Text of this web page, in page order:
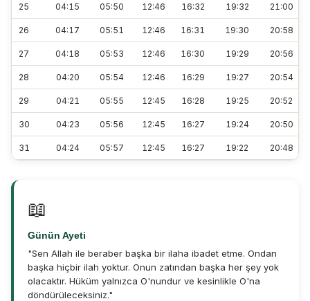
25 04:15 05:50 12:46 16:32 19:32 21:00
26 04:17 05:51 12:46 16:31 19:30 20:58
27 04:18 05:53 12:46 16:30 19:29 20:56
28 04:20 05:54 12:46 16:29 19:27 20:54
29 04:21 05:55 12:45 16:28 19:25 20:52
30 04:23 05:56 12:45 16:27 19:24 20:50
31 04:24 05:57 12:45 16:27 19:22 20:48
📖
Günün Ayeti
"Sen Allah ile beraber başka bir ilaha ibadet etme. Ondan
başka hiçbir ilah yoktur. Onun zatından başka her şey yok
olacaktır. Hüküm yalnızca O'nundur ve kesinlikle O'na
döndürüleceksiniz."